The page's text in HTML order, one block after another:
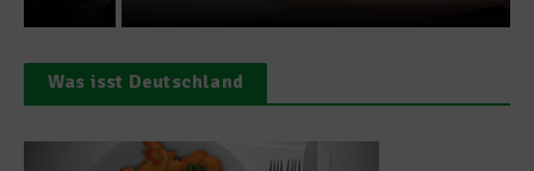
Was isst Deutschland